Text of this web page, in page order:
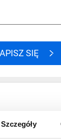
Szczegóły
SIĘ